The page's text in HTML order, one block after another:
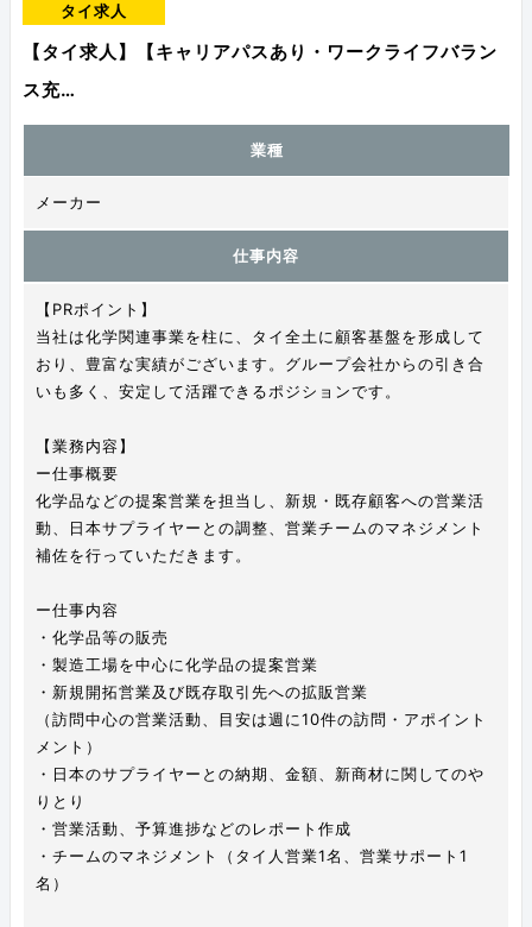
タイ求人
【タイ求人】【キャリアパスあり・ワークライフバラン
ス充…
業種
メーカー
仕事内容
【PRポイント】
当社は化学関連事業を柱に、タイ全土に顧客基盤を形成して
おり、豊富な実績がございます。グループ会社からの引き合
いも多く、安定して活躍できるポジションです。
【業務内容】
ー仕事概要
化学品などの提案営業を担当し、新規・既存顧客への営業活
動、日本サプライヤーとの調整、営業チームのマネジメント
補佐を行っていただきます。
ー仕事内容
・化学品等の販売
・製造工場を中心に化学品の提案営業
・新規開拓営業及び既存取引先への拡販営業
（訪問中心の営業活動、目安は週に10件の訪問・アポイント
メント）
・日本のサプライヤーとの納期、金額、新商材に関してのや
りとり
・営業活動、予算進捗などのレポート作成
・チームのマネジメント（タイ人営業1名、営業サポート1
名）